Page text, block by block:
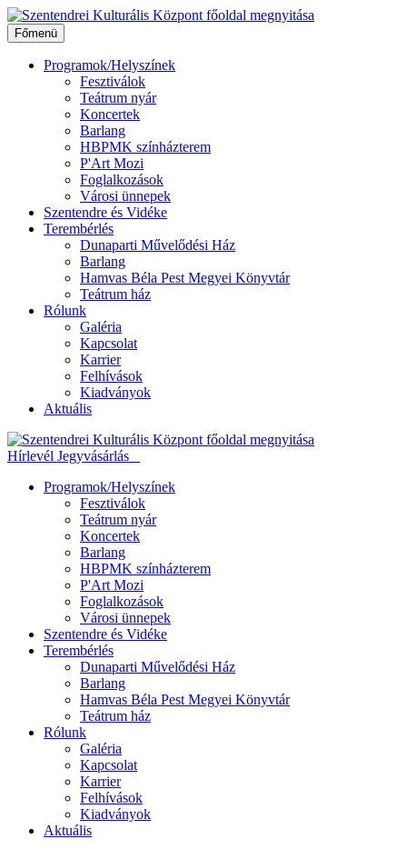
Ugrás
a
tartalomhoz
Főmenü
Programok/Helyszínek
Fesztiválok
Teátrum nyár
Koncertek
Barlang
HBPMK színházterem
P'Art Mozi
Foglalkozások
Városi ünnepek
Szentendre és Vidéke
Terembérlés
Dunaparti Művelődési Ház
Barlang
Hamvas Béla Pest Megyei Könyvtár
Teátrum ház
Rólunk
Galéria
Kapcsolat
Karrier
Felhívások
Kiadványok
Aktuális
Hírlevél Jegyvásárlás
Programok/Helyszínek
Fesztiválok
Teátrum nyár
Koncertek
Barlang
HBPMK színházterem
P'Art Mozi
Foglalkozások
Városi ünnepek
Szentendre és Vidéke
Terembérlés
Dunaparti Művelődési Ház
Barlang
Hamvas Béla Pest Megyei Könyvtár
Teátrum ház
Rólunk
Galéria
Kapcsolat
Karrier
Felhívások
Kiadványok
Aktuális